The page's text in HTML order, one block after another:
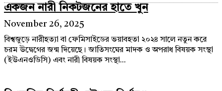
একজন নারী নিকটজনের হাতে খুন
November 26, 2025
বিশ্বজুড়ে নারীহত্যা বা ফেমিসাইডের ভয়াবহতা ২০২৪ সালে নতুন করে
চরম উদ্বেগের জন্ম দিয়েছে। জাতিসংঘের মাদক ও অপরাধ বিষয়ক সংস্থা
(ইউএনওডিসি) এবং নারী বিষয়ক সংস্থা...